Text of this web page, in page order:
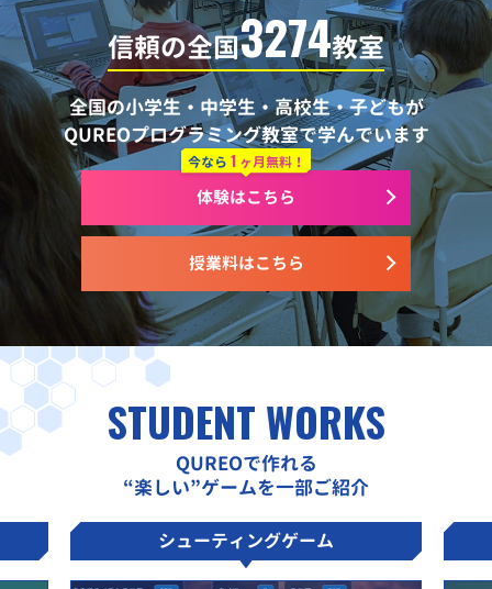
信頼の全国3274教室
全国の小学生・中学生・高校生・子どもが
QUREOプログラミング教室で学んでいます
授業料はこちら
今なら 1 ヶ月無料！
体験はこちら
STUDENT WORKS
QUREOで作れる
“楽しい”ゲームを一部ご紹介
シューティングゲーム